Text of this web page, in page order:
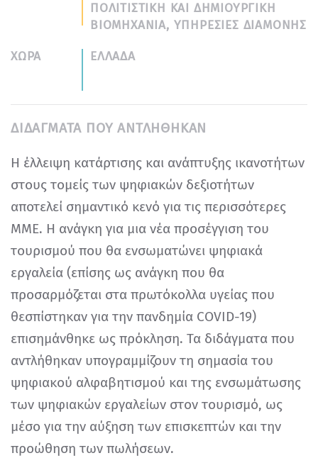
ΠΟΛΙΤΙΣΤΙΚΗ ΚΑΙ ΔΗΜΙΟΥΡΓΙΚΗ
ΒΙΟΜΗΧΑΝΙΑ, ΥΠΗΡΕΣΙΕΣ ΔΙΑΜΟΝΗΣ
ΧΏΡΑ ΕΛΛΑΔΑ
ΔΙΔΆΓΜΑΤΑ ΠΟΥ AΝΤΛΉΘΗΚΑΝ
Η έλλειψη κατάρτισης και ανάπτυξης ικανοτήτων
στους τομείς των ψηφιακών δεξιοτήτων
αποτελεί σημαντικό κενό για τις περισσότερες
ΜΜΕ. Η ανάγκη για μια νέα προσέγγιση του
τουρισμού που θα ενσωματώνει ψηφιακά
εργαλεία (επίσης ως ανάγκη που θα
προσαρμόζεται στα πρωτόκολλα υγείας που
θεσπίστηκαν για την πανδημία COVID-19)
επισημάνθηκε ως πρόκληση. Τα διδάγματα που
αντλήθηκαν υπογραμμίζουν τη σημασία του
ψηφιακού αλφαβητισμού και της ενσωμάτωσης
των ψηφιακών εργαλείων στον τουρισμό, ως
μέσο για την αύξηση των επισκεπτών και την
προώθηση των πωλήσεων.